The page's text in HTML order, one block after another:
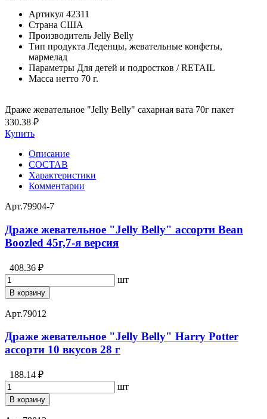
Артикул 42311
Страна США
Производитель Jelly Belly
Тип продукта Леденцы, жевательные конфеты,
мармелад
Параметры Для детей и подростков / RETAIL
Масса нетто 70 г.
Драже жевательное "Jelly Belly" сахарная вата 70г пакет
330.38 ₽
Купить
Описание
СОСТАВ
Характеристики
Комментарии
Арт.79904-7
Драже жевательное "Jelly Belly" ассорти Bean
Boozled 45г,7-я версия
408.36 ₽
шт
В корзину
Арт.79012
Драже жевательное "Jelly Belly" Harry Potter
ассорти 10 вкусов 28 г
188.14 ₽
шт
В корзину